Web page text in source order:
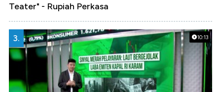
Teater" - Rupiah Perkasa
10:13
3.